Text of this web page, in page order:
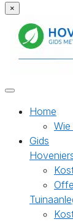
×
Home
Gids